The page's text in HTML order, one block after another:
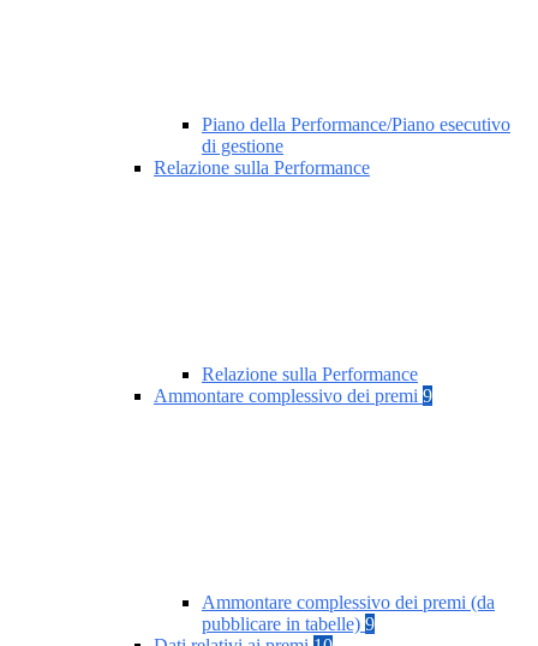
Piano della Performance/Piano esecutivo
di gestione
Relazione sulla Performance
Relazione sulla Performance
Ammontare complessivo dei premi 9
Ammontare complessivo dei premi (da
pubblicare in tabelle) 9